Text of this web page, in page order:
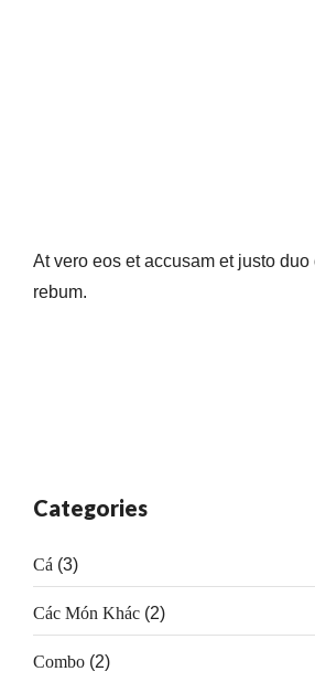
At vero eos et accusam et justo duo
rebum.
Categories
Cá (3)
Các Món Khác (2)
Combo (2)